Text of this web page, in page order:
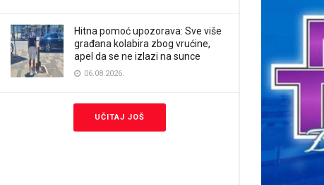
Hitna pomoć upozorava: Sve više
građana kolabira zbog vrućine,
apel da se ne izlazi na sunce
06.08.2026.
UČITAJ JOŠ